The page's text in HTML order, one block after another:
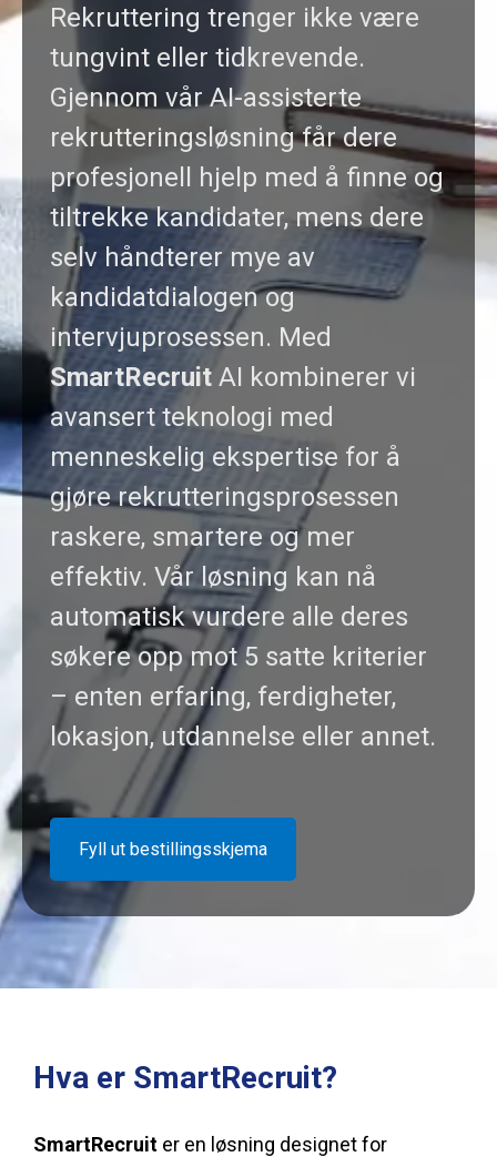
Rekruttering trenger ikke være
tungvint eller tidkrevende.
Gjennom vår AI-assisterte
rekrutteringsløsning får dere
profesjonell hjelp med å finne og
tiltrekke kandidater, mens dere
selv håndterer mye av
kandidatdialogen og
intervjuprosessen. Med
SmartRecruit AI kombinerer vi
avansert teknologi med
menneskelig ekspertise for å
gjøre rekrutteringsprosessen
raskere, smartere og mer
effektiv. Vår løsning kan nå
automatisk vurdere alle deres
søkere opp mot 5 satte kriterier
– enten erfaring, ferdigheter,
lokasjon, utdannelse eller annet.
Fyll ut bestillingsskjema
Hva er SmartRecruit?
SmartRecruit er en løsning designet for